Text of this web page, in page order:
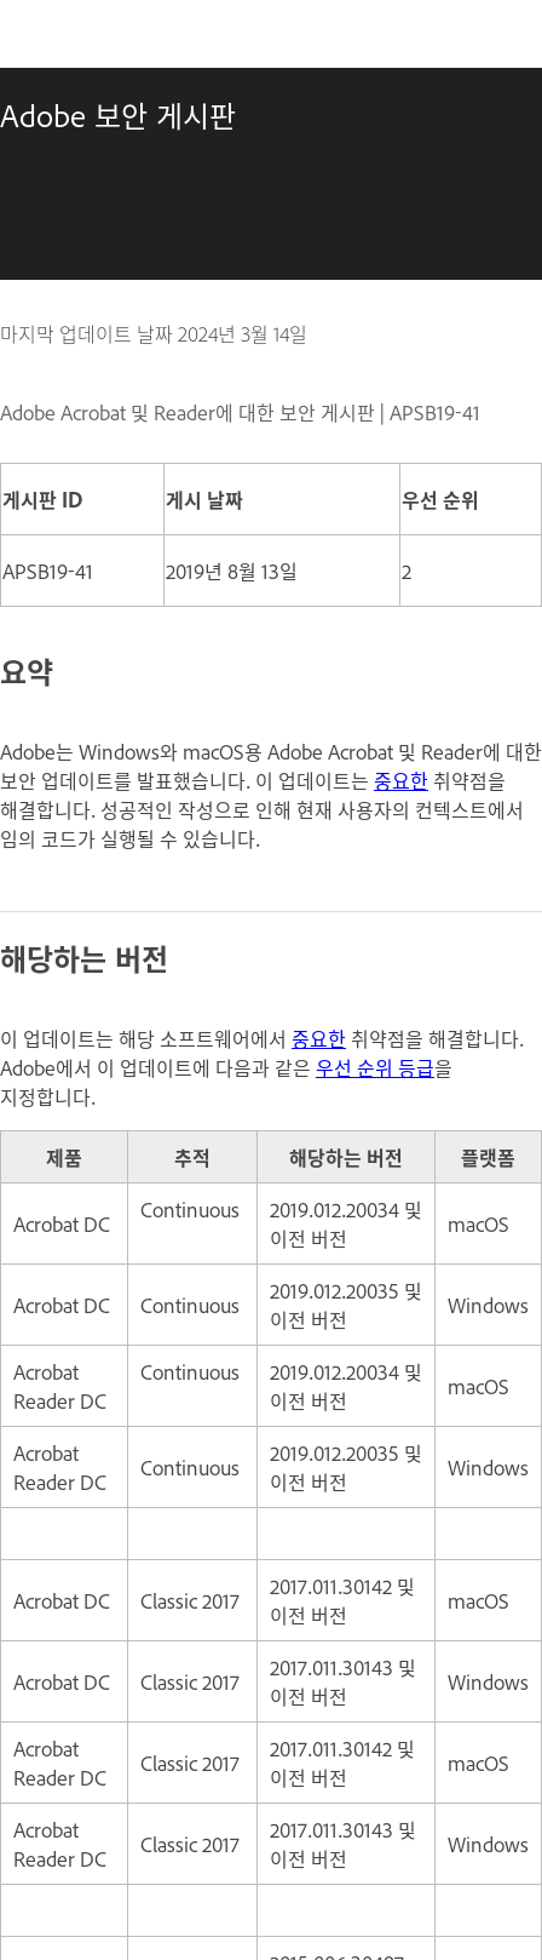
Adobe 보안 게시판
마지막 업데이트 날짜2024년 3월 14일
Adobe Acrobat 및 Reader에 대한 보안 게시판 | APSB19-41
게시판 ID 게시 날짜 우선 순위
APSB19-41 2019년 8월 13일 2
요약
Adobe는 Windows와 macOS용 Adobe Acrobat 및 Reader에 대한
보안 업데이트를 발표했습니다. 이 업데이트는 중요한 취약점을
해결합니다. 성공적인 작성으로 인해 현재 사용자의 컨텍스트에서
임의 코드가 실행될 수 있습니다.
해당하는 버전
이 업데이트는 해당 소프트웨어에서 중요한 취약점을 해결합니다.
Adobe에서 이 업데이트에 다음과 같은 우선 순위 등급을
지정합니다.
제품 추적 해당하는 버전 플랫폼
Acrobat DC Continuous
2019.012.20034 및
이전 버전
macOS
Acrobat DC Continuous
2019.012.20035 및
이전 버전
Windows
Acrobat
Reader DC
Continuous
2019.012.20034 및
이전 버전
macOS
Acrobat
Reader DC
Continuous
2019.012.20035 및
이전 버전
Windows
Acrobat DC Classic 2017
2017.011.30142 및
이전 버전
macOS
Acrobat DC Classic 2017
2017.011.30143 및
이전 버전
Windows
Acrobat
Reader DC
Classic 2017
2017.011.30142 및
이전 버전
macOS
Acrobat
Reader DC
Classic 2017
2017.011.30143 및
이전 버전
Windows